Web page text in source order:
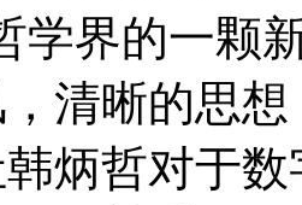
学界的一颗
清晰的思
炳哲对于